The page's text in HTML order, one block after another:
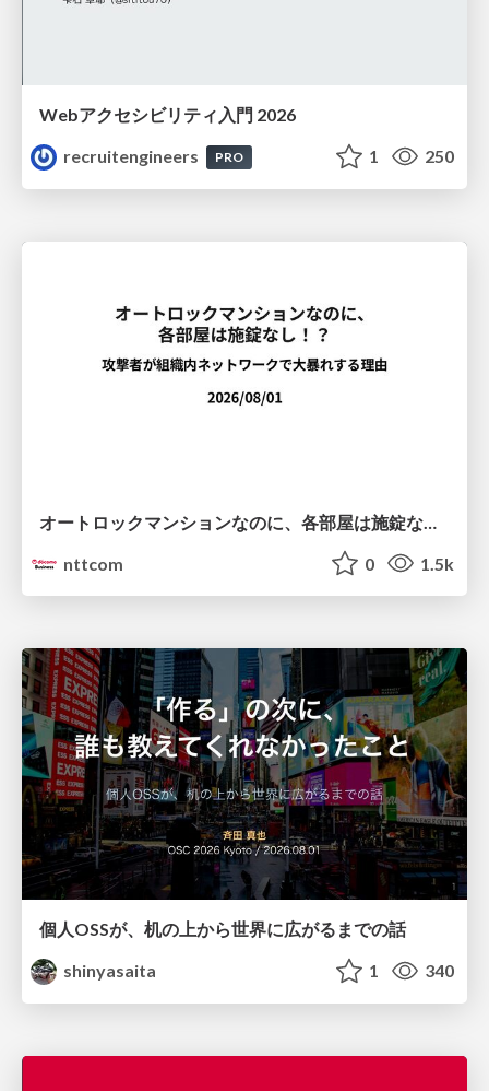
Webアクセシビリティ入門 2026
recruitengineers
PRO 1 250
nttcom
0 1.5k
個人OSSが、机の上から世界に広がるまでの話
shinyasaita
1 340